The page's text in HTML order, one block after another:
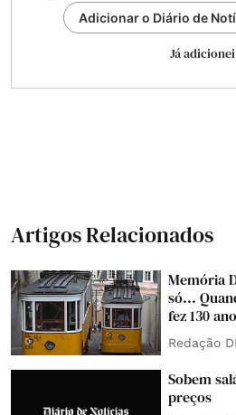
Adicionar o Diário de
Já adicionei
Artigos Relacionados
Memória
só...
fez 130
Redação
Sobem
preços